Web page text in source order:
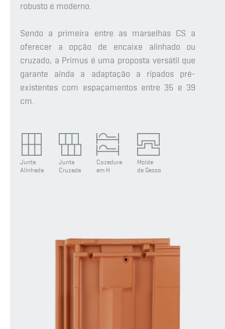
robusto e moderno.
Sendo a primeira entre as marselhas CS a
oferecer a opção de encaixe alinhado ou
cruzado, a Primus é uma proposta versátil que
garante ainda a adaptação a ripados pré-
existentes com espaçamentos entre 35 e 39
cm.
Junta
Alinhada
Junta
Cruzada
Cozedura
em H
Molde
de Gesso